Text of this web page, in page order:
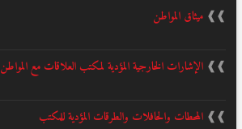
❱❱ ميثاق المواطن
❱❱ الإشارات الخارجية المؤدية لمكتب العلاقات مع المواطن
❱❱ المحطات والحافلات والطرقات المؤدية للمكتب